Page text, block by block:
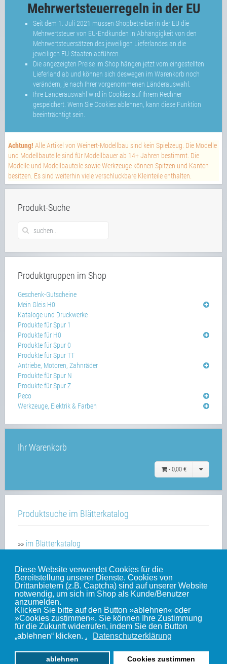
Diese Website verwendet Cookies für die
Bereitstellung unserer Dienste. Cookies von
Drittanbietern (z.B. Captcha) sind auf unserer Website
notwendig, um sich im Shop als Kunde/Benutzer
anzumelden.
Klicken Sie bitte auf den Button »ablehnen« oder
»Cookies zustimmen«. Sie können Ihre Zustimmung
für die Zukunft widerrufen, indem Sie den Button
„ablehnen“ klicken. . Datenschutzerklärung
ablehnen Cookies zustimmen
Mehrwertsteuerregeln in der EU
Seit dem 1. Juli 2021 müssen Shopbetreiber in der EU die
Mehrwertsteuer von EU-Endkunden in Abhängigkeit von den
Mehrwertsteuersätzen des jeweiligen Lieferlandes an die
jeweiligen EU-Staaten abführen.
Die angezeigten Preise im Shop hängen jetzt vom eingestellten
Lieferland ab und können sich deswegen im Warenkorb noch
verändern, je nach Ihrer vorgenommenen Länderauswahl.
Ihre Länderauswahl wird in Cookies auf Ihrem Rechner
gespeichert. Wenn Sie Cookies ablehnen, kann diese Funktion
beeinträchtigt sein.
Achtung! Alle Artikel von Weinert-Modellbau sind kein Spielzeug. Die Modelle
und Modellbauteile sind für Modellbauer ab 14+ Jahren bestimmt. Die
Modelle und Modellbauteile sowie Werkzeuge können Spitzen und Kanten
besitzen. Es sind weiterhin viele verschluckbare Kleinteile enthalten.
Produkt-Suche
Produktgruppen im Shop
Geschenk-Gutscheine
Mein Gleis H0
Kataloge und Druckwerke
Produkte für Spur 1
Produkte für H0
Produkte für Spur 0
Produkte für Spur TT
Antriebe, Motoren, Zahnräder
Produkte für Spur N
Produkte für Spur Z
Peco
Werkzeuge, Elektrik & Farben
Ihr Warenkorb
- 0,00 €
Produktsuche im Blätterkatalog
»» im Blätterkatalog
Unsere weiteren Websites
Weinert-Blog
mein Gleis